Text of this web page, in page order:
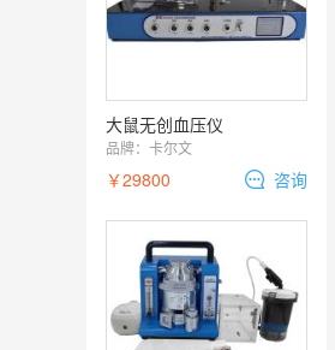
大鼠无创血压仪
品牌： 卡尔文
￥29800 咨询